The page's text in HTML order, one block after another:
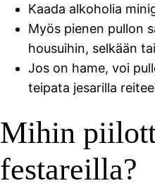
Kaada alkoholia
Myös pienen pullon
housuihin, selkään
Jos on hame, voi
teipata jesarilla
Mihin
festareilla?